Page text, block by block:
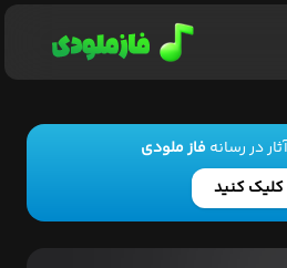
در رسانهفاز ملودی
کلیک کنید